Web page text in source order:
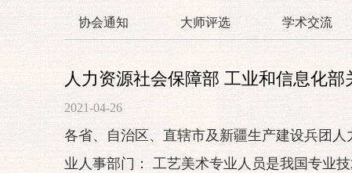
协会通知 大师评选 学术交流
人力资源社会保障部 工业和信息化
2021-04-26
各省、自治区、直辖市及新疆生产建设兵团
业人事部门： 工艺美术专业人员是我国专业